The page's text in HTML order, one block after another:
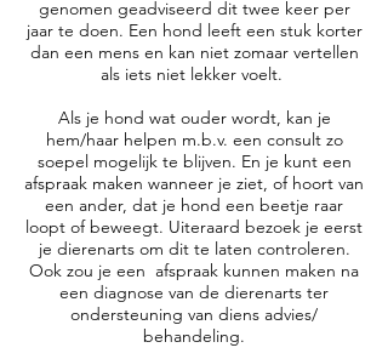
genomen geadviseerd dit twee keer per
jaar te doen. Een hond leeft een stuk korter
dan een mens en kan niet zomaar vertellen
als iets niet lekker voelt.
Als je hond wat ouder wordt, kan je
hem/haar helpen m.b.v. een consult zo
soepel mogelijk te blijven. En je kunt een
afspraak maken wanneer je ziet, of hoort van
een ander, dat je hond een beetje raar
loopt of beweegt. Uiteraard bezoek je eerst
je dierenarts om dit te laten controleren.
Ook zou je een afspraak kunnen maken na
een diagnose van de dierenarts ter
ondersteuning van diens advies/
behandeling.